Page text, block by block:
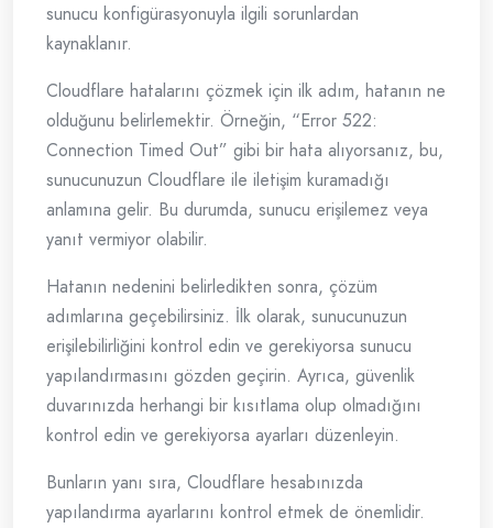
sunucu konfigürasyonuyla ilgili sorunlardan
kaynaklanır.
Cloudflare hatalarını çözmek için ilk adım, hatanın ne
olduğunu belirlemektir. Örneğin, “Error 522:
Connection Timed Out” gibi bir hata alıyorsanız, bu,
sunucunuzun Cloudflare ile iletişim kuramadığı
anlamına gelir. Bu durumda, sunucu erişilemez veya
yanıt vermiyor olabilir.
Hatanın nedenini belirledikten sonra, çözüm
adımlarına geçebilirsiniz. İlk olarak, sunucunuzun
erişilebilirliğini kontrol edin ve gerekiyorsa sunucu
yapılandırmasını gözden geçirin. Ayrıca, güvenlik
duvarınızda herhangi bir kısıtlama olup olmadığını
kontrol edin ve gerekiyorsa ayarları düzenleyin.
Bunların yanı sıra, Cloudflare hesabınızda
yapılandırma ayarlarını kontrol etmek de önemlidir.